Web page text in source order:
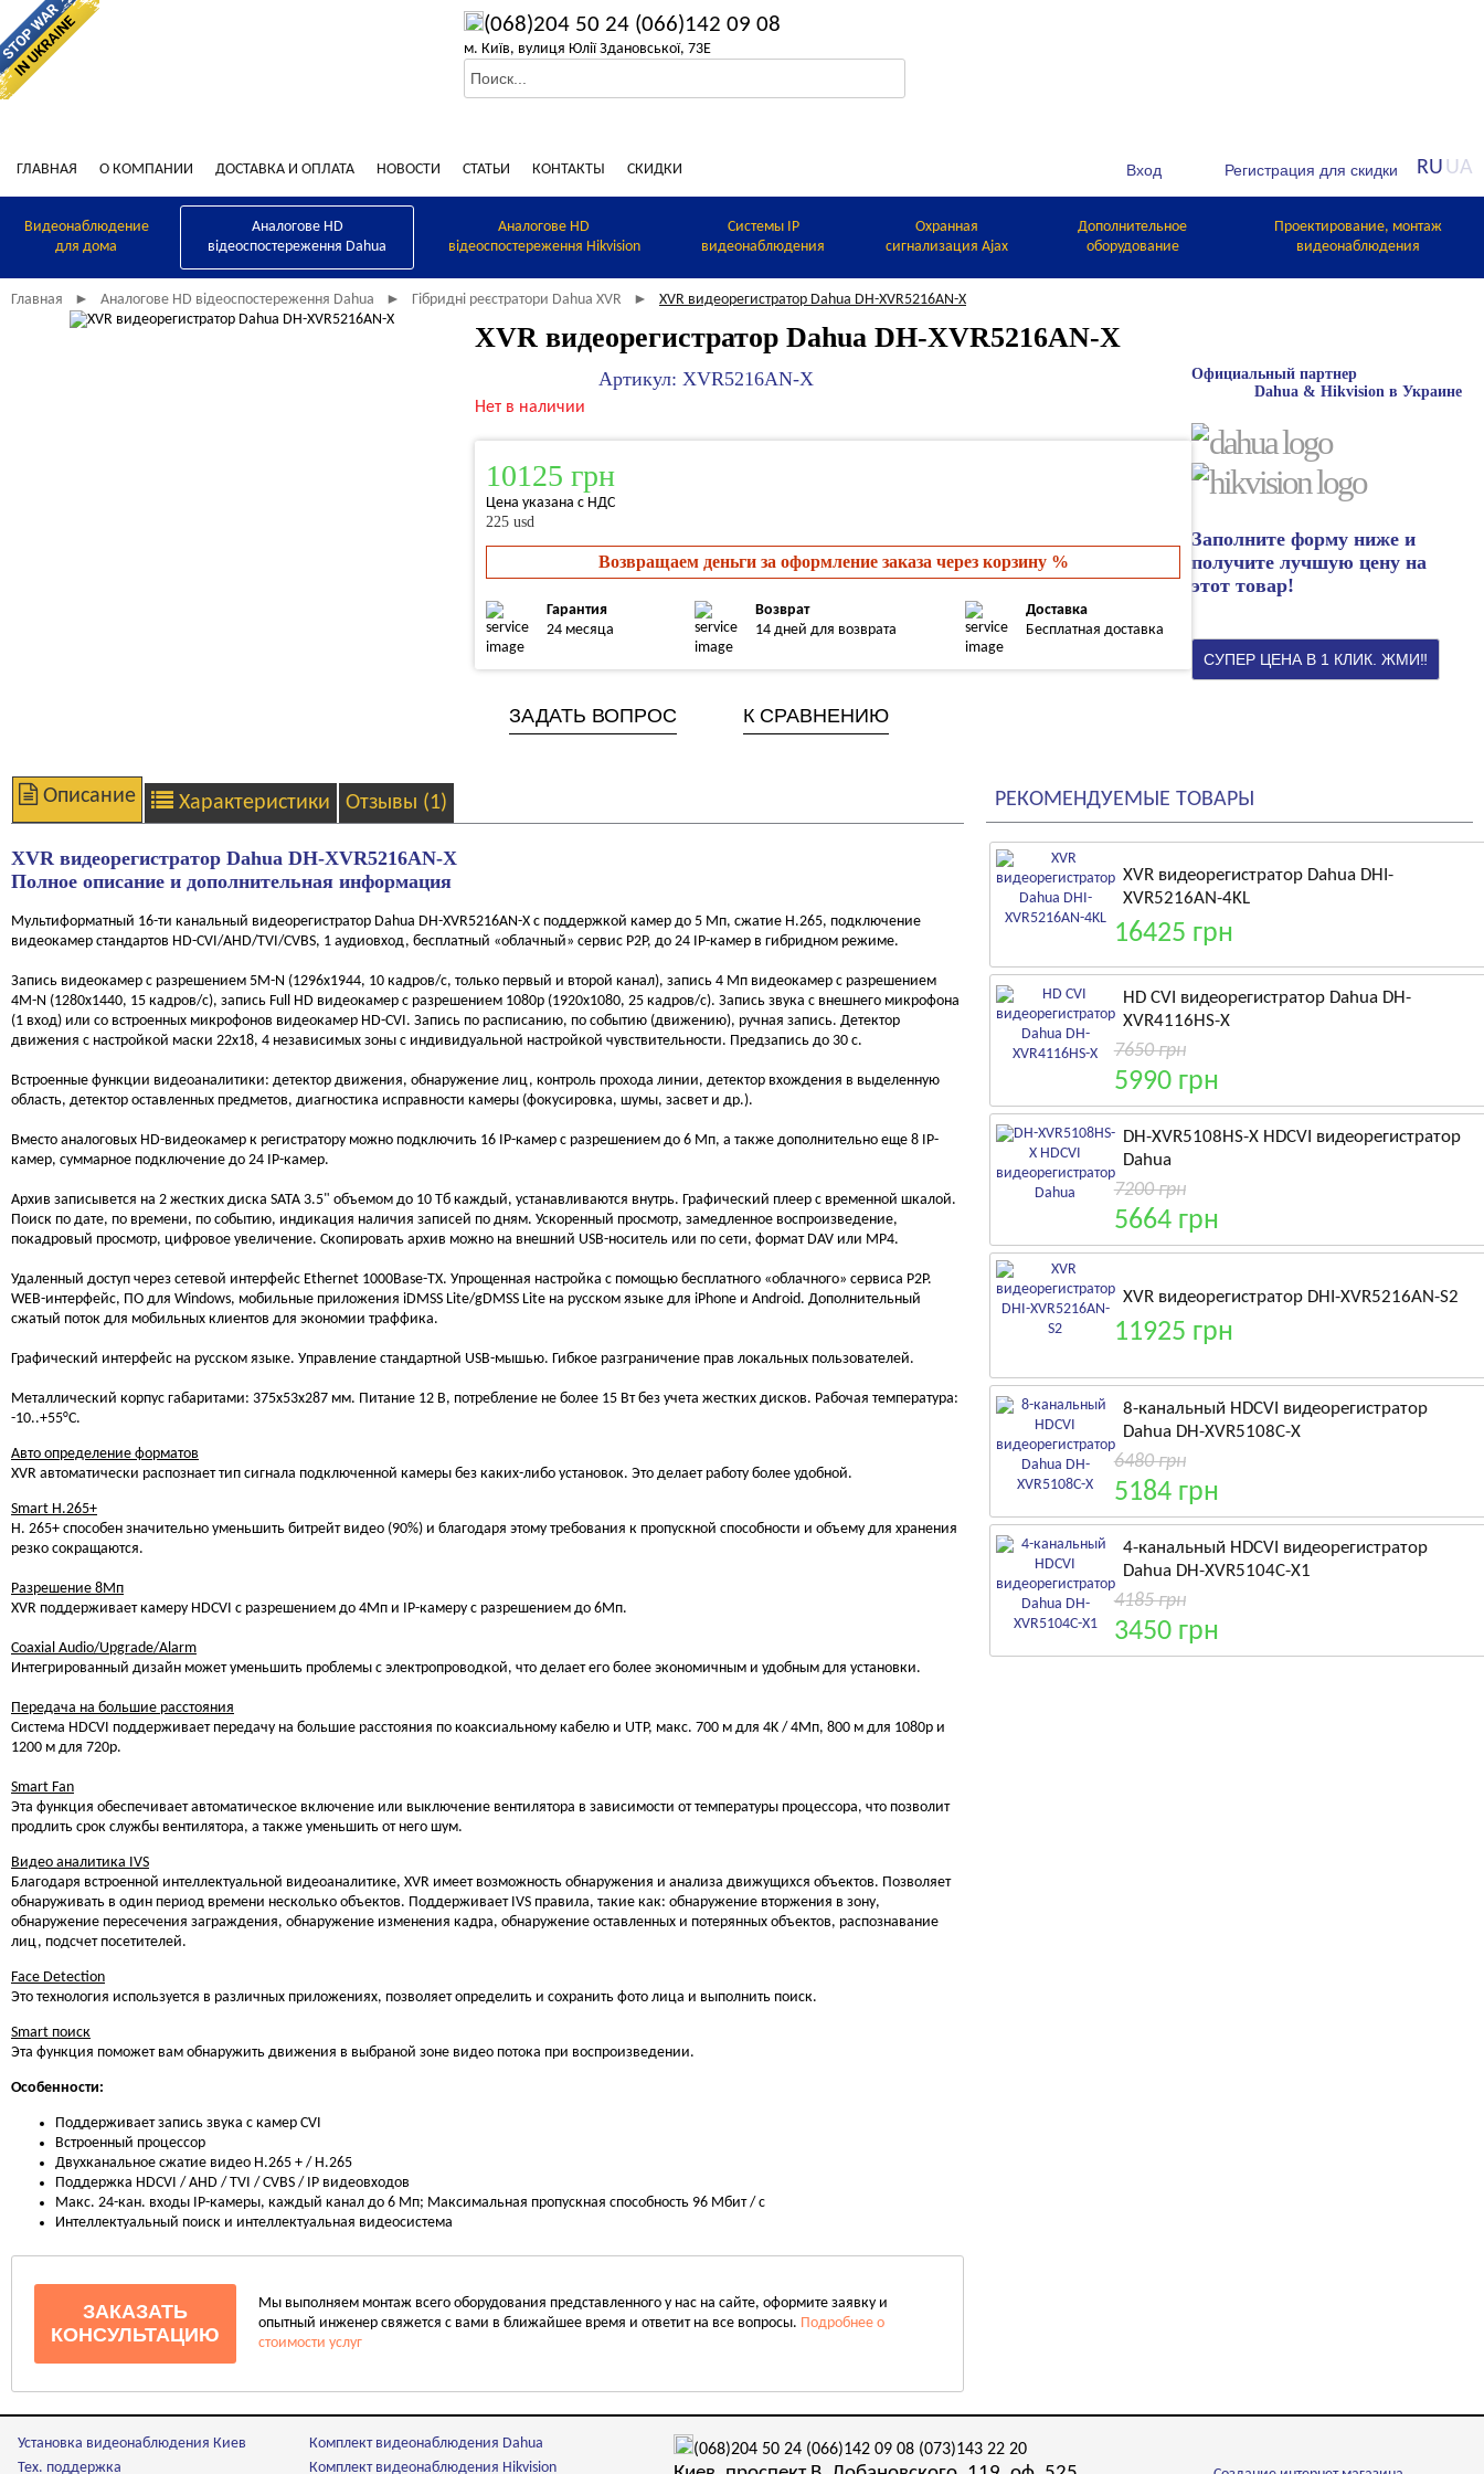
(068)204 50 24 (066)142 09 08
м. Київ, вулиця Юлії Здановської, 73Е
ГЛАВНАЯ О КОМПАНИИ ДОСТАВКА И ОПЛАТА НОВОСТИ СТАТЬИ КОНТАКТЫ СКИДКИ RU UA
Видеонаблюдение
для дома
Аналогове HD
відеоспостереження Dahua
Аналогове HD
відеоспостереження Hikvision
Системы IP
видеонаблюдения
Охранная
сигнализация Ajax
Дополнительное
оборудование
Проектирование, монтаж
видеонаблюдения
Главная ► Аналогове HD відеоспостереження Dahua ► Гібридні реєстратори Dahua XVR ► XVR видеорегистратор Dahua DH-XVR5216AN-X
XVR видеорегистратор Dahua DH-XVR5216AN-X
Артикул: XVR5216AN-X
Нет в наличии
10125 грн
Цена указана с НДС
225 usd
Возвращаем деньги за оформление заказа через корзину %
Гарантия
24 месяца
Возврат
14 дней для возврата
Доставка
Бесплатная доставка
ЗАДАТЬ ВОПРОС К СРАВНЕНИЮ
Официальный партнер
Dahua & Hikvision в Украине
Заполните форму ниже и
получите лучшую цену на
этот товар!
Описание Характеристики Отзывы (1)
XVR видеорегистратор Dahua DH-XVR5216AN-X
Полное описание и дополнительная информация
Мультиформатный 16-ти канальный видеорегистратор Dahua DH-XVR5216AN-X с поддержкой камер до 5 Мп, сжатие H.265, подключение
видеокамер стандартов HD-CVI/AHD/TVI/CVBS, 1 аудиовход, бесплатный «облачный» сервис P2P, до 24 IP-камер в гибридном режиме.
Запись видеокамер с разрешением 5M-N (1296x1944, 10 кадров/с, только первый и второй канал), запись 4 Мп видеокамер с разрешением
4M-N (1280x1440, 15 кадров/с), запись Full HD видеокамер с разрешением 1080p (1920x1080, 25 кадров/с). Запись звука с внешнего микрофона
(1 вход) или со встроенных микрофонов видеокамер HD-CVI. Запись по расписанию, по событию (движению), ручная запись. Детектор
движения с настройкой маски 22х18, 4 независимых зоны с индивидуальной настройкой чувствительности. Предзапись до 30 с.
Встроенные функции видеоаналитики: детектор движения, обнаружение лиц, контроль прохода линии, детектор вхождения в выделенную
область, детектор оставленных предметов, диагностика исправности камеры (фокусировка, шумы, засвет и др.).
Вместо аналоговых HD-видеокамер к регистратору можно подключить 16 IP-камер с разрешением до 6 Мп, а также дополнительно еще 8 IP-
камер, суммарное подключение до 24 IP-камер.
Архив записывется на 2 жестких диска SATA 3.5" объемом до 10 Тб каждый, устанавливаются внутрь. Графический плеер с временной шкалой.
Поиск по дате, по времени, по событию, индикация наличия записей по дням. Ускоренный просмотр, замедленное воспроизведение,
покадровый просмотр, цифровое увеличение. Скопировать архив можно на внешний USB-носитель или по сети, формат DAV или MP4.
Удаленный доступ через сетевой интерфейс Ethernet 1000Base-TX. Упрощенная настройка с помощью бесплатного «облачного» сервиса P2P.
WEB-интерфейс, ПО для Windows, мобильные приложения iDMSS Lite/gDMSS Lite на русском языке для iPhone и Android. Дополнительный
сжатый поток для мобильных клиентов для экономии траффика.
Графический интерфейс на русском языке. Управление стандартной USB-мышью. Гибкое разграничение прав локальных пользователей.
Металлический корпус габаритами: 375х53х287 мм. Питание 12 В, потребление не более 15 Вт без учета жестких дисков. Рабочая температура:
-10..+55°C.
Авто определение форматов
XVR автоматически распознает тип сигнала подключенной камеры без каких-либо установок. Это делает работу более удобной.
Smart H.265+
H. 265+ способен значительно уменьшить битрейт видео (90%) и благодаря этому требования к пропускной способности и объему для хранения
резко сокращаются.
Разрешение 8Mп
XVR поддерживает камеру HDCVI с разрешением до 4Мп и IP-камеру с разрешением до 6Mп.
Coaxial Audio/Upgrade/Alarm
Интегрированный дизайн может уменьшить проблемы с электропроводкой, что делает его более экономичным и удобным для установки.
Передача на большие расстояния
Система HDCVI поддерживает передачу на большие расстояния по коаксиальному кабелю и UTP, макс. 700 м для 4K / 4Mп, 800 м для 1080p и
1200 м для 720p.
Smart Fan
Эта функция обеспечивает автоматическое включение или выключение вентилятора в зависимости от температуры процессора, что позволит
продлить срок службы вентилятора, а также уменьшить от него шум.
Видео аналитика IVS
Благодаря встроенной интеллектуальной видеоаналитике, XVR имеет возможность обнаружения и анализа движущихся объектов. Позволяет
обнаруживать в один период времени несколько объектов. Поддерживает IVS правила, такие как: обнаружение вторжения в зону,
обнаружение пересечения заграждения, обнаружение изменения кадра, обнаружение оставленных и потерянных объектов, распознавание
лиц, подсчет посетителей.
Face Detection
Это технология используется в различных приложениях, позволяет определить и сохранить фото лица и выполнить поиск.
Smart поиск
Эта функция поможет вам обнаружить движения в выбраной зоне видео потока при воспроизведении.
Особенности:
Поддерживает запись звука с камер CVI
Встроенный процессор
Двухканальное сжатие видео H.265 + / H.265
Поддержка HDCVI / AHD / TVI / CVBS / IP видеовходов
Макс. 24-кан. входы IP-камеры, каждый канал до 6 Мп; Максимальная пропускная способность 96 Мбит / с
Интеллектуальный поиск и интеллектуальная видеосистема
ЗАКАЗАТЬ
КОНСУЛЬТАЦИЮ
Мы выполняем монтаж всего оборудования представленного у нас на сайте, оформите заявку и
опытный инженер свяжется с вами в ближайшее время и ответит на все вопросы. Подробнее о
стоимости услуг
РЕКОМЕНДУЕМЫЕ ТОВАРЫ
XVR видеорегистратор Dahua DHI-
XVR5216AN-4KL
16425 грн
HD CVI видеорегистратор Dahua DH-
XVR4116HS-X
7650 грн
5990 грн
DH-XVR5108HS-X HDCVI видеорегистратор
Dahua
7200 грн
5664 грн
XVR видеорегистратор DHI-XVR5216AN-S2
11925 грн
8-канальный HDCVI видеорегистратор
Dahua DH-XVR5108C-X
6480 грн
5184 грн
4-канальный HDCVI видеорегистратор
Dahua DH-XVR5104C-X1
4185 грн
3450 грн
Установка видеонаблюдения Киев
Тех. поддержка
Комплект видеонаблюдения Dahua
Комплект видеонаблюдения Hikvision
(068)204 50 24 (066)142 09 08 (073)143 22 20